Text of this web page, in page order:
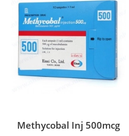
Methycobal Inj 500mcg